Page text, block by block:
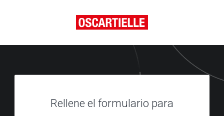
Rellene el formulario para